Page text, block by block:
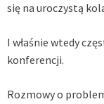
się na uroczystą
I właśnie wtedy
konferencji.
Rozmowy o